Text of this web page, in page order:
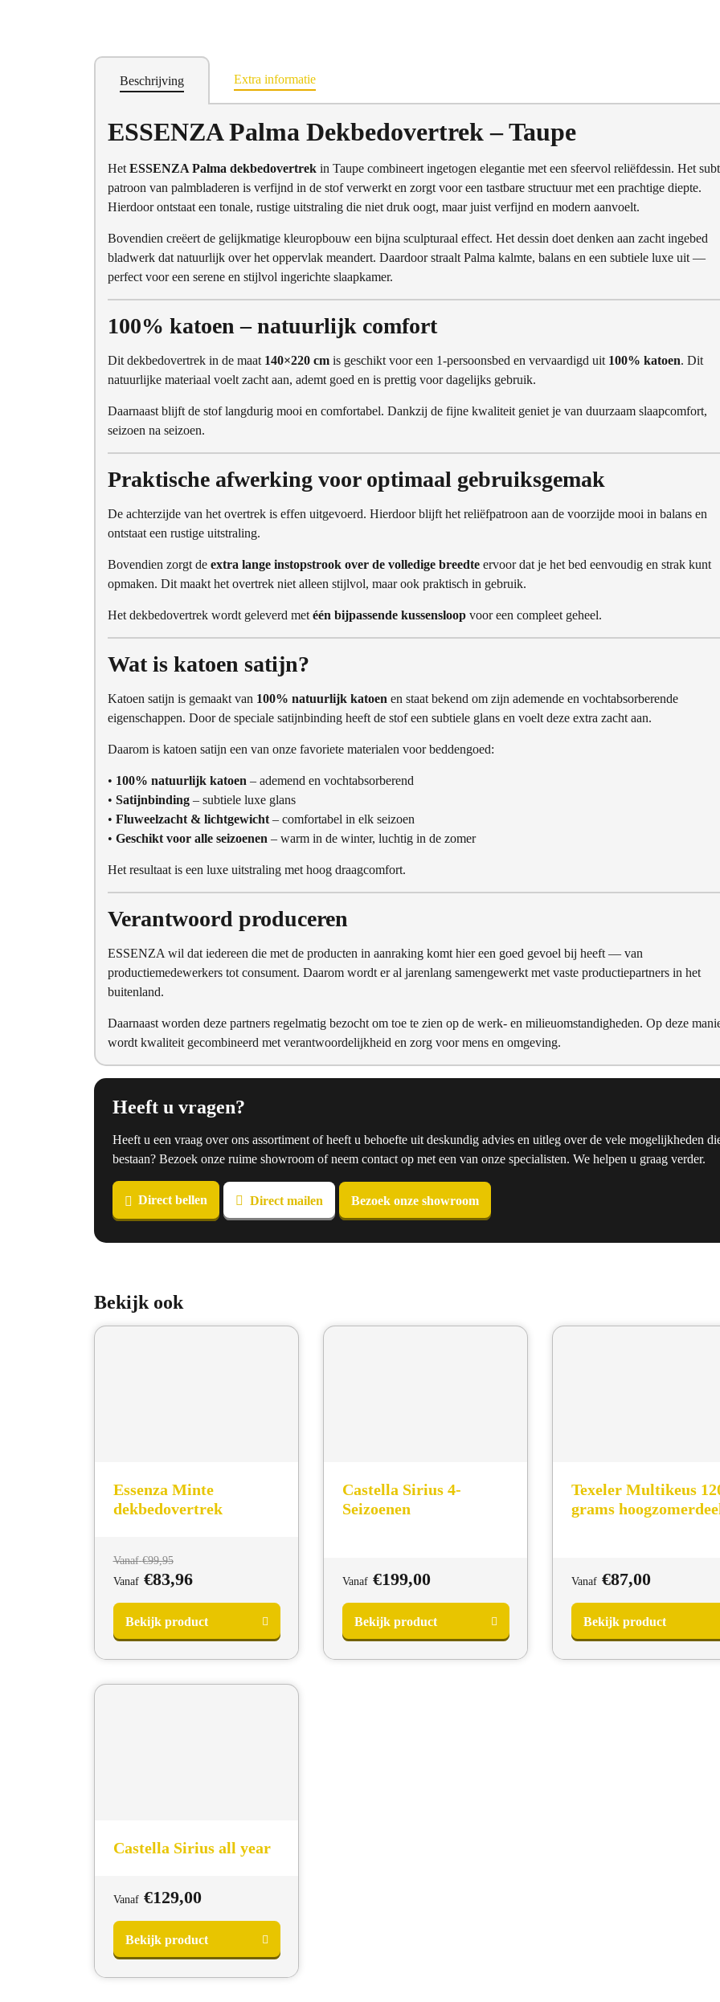
Beschrijving Extra informatie
ESSENZA Palma Dekbedovertrek – Taupe
Het ESSENZA Palma dekbedovertrek in Taupe combineert ingetogen elegantie met een sfeervol reliëfdessin. Het
patroon van palmbladeren is verfijnd in de stof verwerkt en zorgt voor een tastbare structuur met een prachtige diepte.
Hierdoor ontstaat een tonale, rustige uitstraling die niet druk oogt, maar juist verfijnd en modern aanvoelt.
Bovendien creëert de gelijkmatige kleuropbouw een bijna sculpturaal effect. Het dessin doet denken aan zacht ingebed
bladwerk dat natuurlijk over het oppervlak meandert. Daardoor straalt Palma kalmte, balans en een subtiele luxe uit —
perfect voor een serene en stijlvol ingerichte slaapkamer.
100% katoen – natuurlijk comfort
Dit dekbedovertrek in de maat 140×220 cm is geschikt voor een 1-persoonsbed en vervaardigd uit 100% katoen. Dit
natuurlijke materiaal voelt zacht aan, ademt goed en is prettig voor dagelijks gebruik.
Daarnaast blijft de stof langdurig mooi en comfortabel. Dankzij de fijne kwaliteit geniet je van duurzaam slaapcomfort,
seizoen na seizoen.
Praktische afwerking voor optimaal gebruiksgemak
De achterzijde van het overtrek is effen uitgevoerd. Hierdoor blijft het reliëfpatroon aan de voorzijde mooi in balans en
ontstaat een rustige uitstraling.
Bovendien zorgt de extra lange instopstrook over de volledige breedte ervoor dat je het bed eenvoudig en strak kunt
opmaken. Dit maakt het overtrek niet alleen stijlvol, maar ook praktisch in gebruik.
Het dekbedovertrek wordt geleverd met één bijpassende kussensloop voor een compleet geheel.
Wat is katoen satijn?
Katoen satijn is gemaakt van 100% natuurlijk katoen en staat bekend om zijn ademende en vochtabsorberende
eigenschappen. Door de speciale satijnbinding heeft de stof een subtiele glans en voelt deze extra zacht aan.
Daarom is katoen satijn een van onze favoriete materialen voor beddengoed:
• 100% natuurlijk katoen – ademend en vochtabsorberend
• Satijnbinding – subtiele luxe glans
• Fluweelzacht & lichtgewicht – comfortabel in elk seizoen
• Geschikt voor alle seizoenen – warm in de winter, luchtig in de zomer
Het resultaat is een luxe uitstraling met hoog draagcomfort.
Verantwoord produceren
ESSENZA wil dat iedereen die met de producten in aanraking komt hier een goed gevoel bij heeft — van
productiemedewerkers tot consument. Daarom wordt er al jarenlang samengewerkt met vaste productiepartners in het
buitenland.
Daarnaast worden deze partners regelmatig bezocht om toe te zien op de werk- en milieuomstandigheden. Op deze
wordt kwaliteit gecombineerd met verantwoordelijkheid en zorg voor mens en omgeving.
Heeft u vragen?
Heeft u een vraag over ons assortiment of heeft u behoefte uit deskundig advies en uitleg over de vele mogelijkheden
bestaan? Bezoek onze ruime showroom of neem contact op met een van onze specialisten. We helpen u graag verder.
Direct bellen Direct mailen Bezoek onze showroom
Bekijk ook
Essenza Minte
dekbedovertrek
Vanaf €99,95
Vanaf €83,96
Bekijk product
Castella Sirius 4-
Seizoenen
Vanaf €199,00
Bekijk product
Texeler Multikeus
grams
Vanaf €87,00
Bekijk product
Castella Sirius all year
Vanaf €129,00
Bekijk product